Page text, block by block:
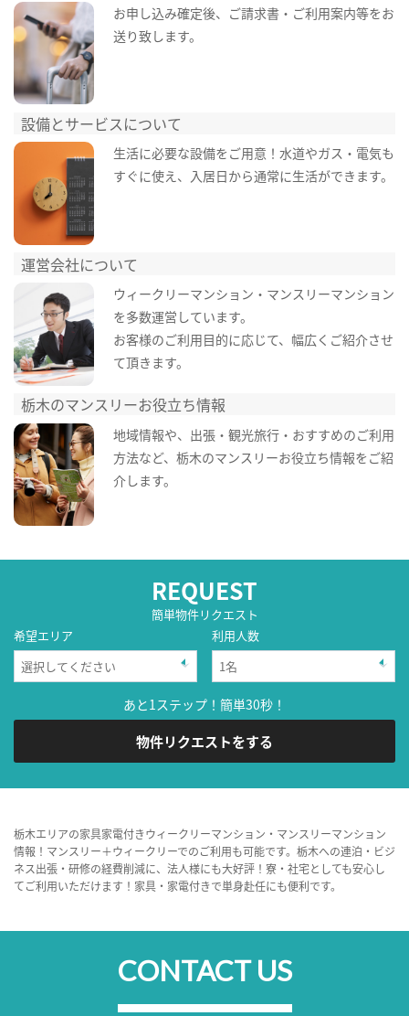
お申し込み確定後、ご請求書・ご利用案内等をお
送り致します。
設備とサービスについて
生活に必要な設備をご用意！水道やガス・電気も
すぐに使え、入居日から通常に生活ができます。
運営会社について
ウィークリーマンション・マンスリーマンション
を多数運営しています。
お客様のご利用目的に応じて、幅広くご紹介させ
て頂きます。
栃木のマンスリーお役立ち情報
地域情報や、出張・観光旅行・おすすめのご利用
方法など、栃木のマンスリーお役立ち情報をご紹
介します。
REQUEST
簡単物件リクエスト
希望エリア
利用人数
あと1ステップ！簡単30秒！
物件リクエストをする
栃木エリアの家具家電付きウィークリーマンション・マンスリーマンション
情報！マンスリー＋ウィークリーでのご利用も可能です。栃木への連泊・ビジ
ネス出張・研修の経費削減に、法人様にも大好評！寮・社宅としても安心し
てご利用いただけます！家具・家電付きで単身赴任にも便利です。
CONTACT US